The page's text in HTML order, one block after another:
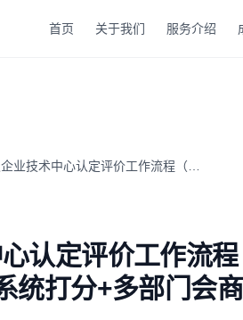
首页 关于我们 服务介绍
认定评价工作流
统打分+多部门会商